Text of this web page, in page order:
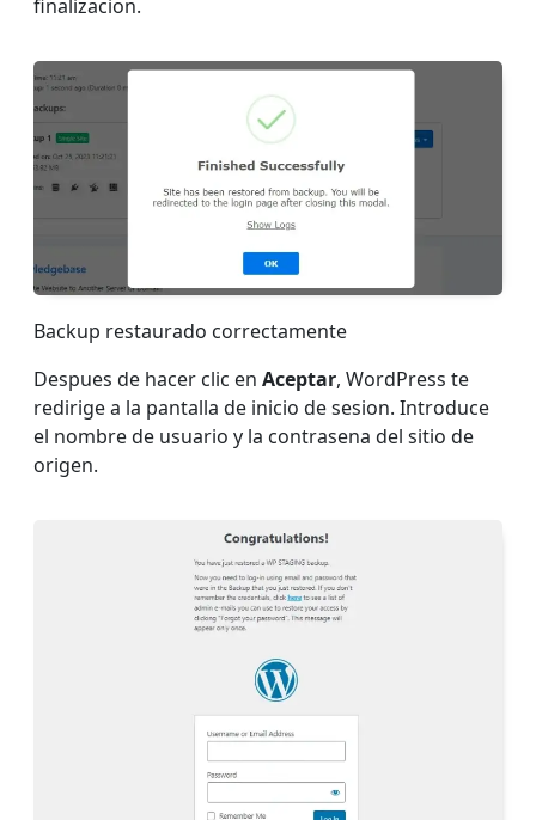
finalizacion.
Backup restaurado correctamente
Despues de hacer clic en Aceptar, WordPress te
redirige a la pantalla de inicio de sesion. Introduce
el nombre de usuario y la contrasena del sitio de
origen.